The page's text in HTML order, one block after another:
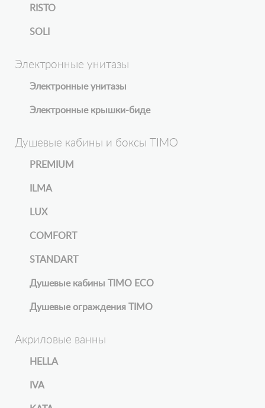
RISTO
SOLI
Электронные унитазы
Электронные унитазы
Электронные крышки-биде
Душевые кабины и боксы TIMO
PREMIUM
ILMA
LUX
COMFORT
STANDART
Душевые кабины TIMO ECO
Душевые ограждения TIMO
Акриловые ванны
HELLA
IVA